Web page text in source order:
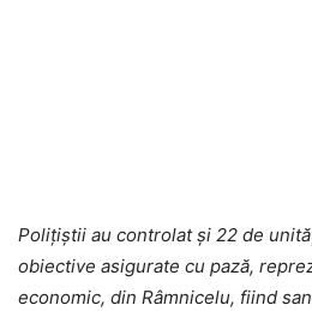
Poliţiştii au controlat și 22 de
obiective asigurate cu pază,
economic, din Râmnicelu, fiind